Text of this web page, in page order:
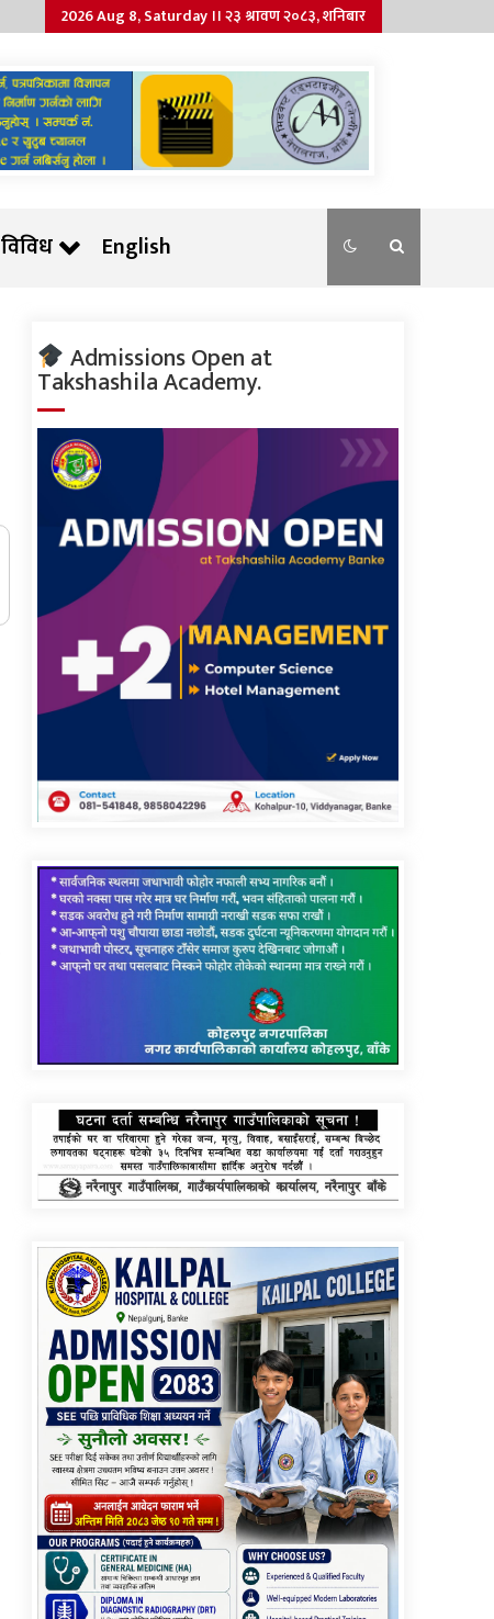
2026 Aug 8, Saturday ।। २३ श्रावण २०८३, शनिबार
विविध English
Admissions Open at
Takshashila Academy.